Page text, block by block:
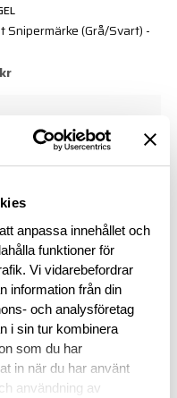
anpassa innehållet och
funktioner för
Vi vidarebefordrar
information från din
och analysföretag
i sin tur kombinera
som du har
in när du har använt
användning av
Snipermärke (Grå/Svart) -
Medicmärke - 16